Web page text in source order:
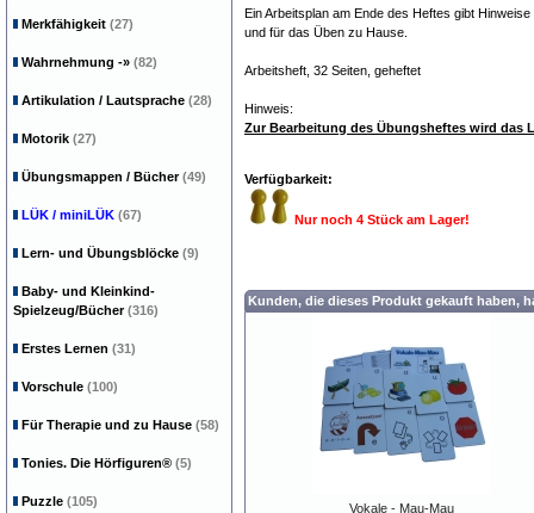
Ein Arbeitsplan am Ende des Heftes gibt
und für das Üben zu Hause.
Arbeitsheft, 32 Seiten, geheftet
Hinweis:
Zur Bearbeitung des Übungsheftes wird das
Verfügbarkeit:
Nur noch 4 Stück am Lager!
Kunden, die dieses Produkt gekauft haben,
Vokale - Mau-Mau
Merkfähigkeit (27)
Wahrnehmung -» (82)
Artikulation / Lautsprache (28)
Motorik (27)
Übungsmappen / Bücher(49)
LÜK / miniLÜK (67)
Lern- und Übungsblöcke (9)
Baby- und Kleinkind-
Spielzeug/Bücher(316)
Erstes Lernen (31)
Vorschule (100)
Für Therapie und zu Hause (58)
Tonies. Die Hörfiguren® (5)
Puzzle (105)